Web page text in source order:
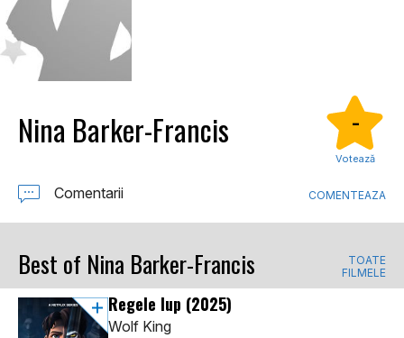
Nina Barker-Francis -
Votează
Comentarii COMENTEAZA
Best of Nina Barker-Francis
TOATE
FILMELE
Regele lup (2025)
Wolf King